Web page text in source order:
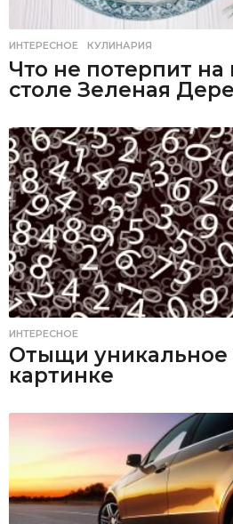
ИНТЕРЕСНОЕ ,КУЛИНАРИЯ
Что не потерпит
столе Зеленая
ИНТЕРЕСНОЕ
Отыщи уникальное
картинке